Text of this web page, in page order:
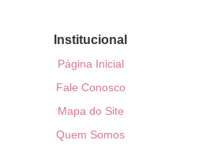
Institucional
Página Inicial
Fale Conosco
Mapa do Site
Quem Somos